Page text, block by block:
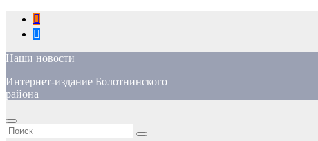
Перейти
содержимому
Наши новости
Интернет-издание Болотнинского
района